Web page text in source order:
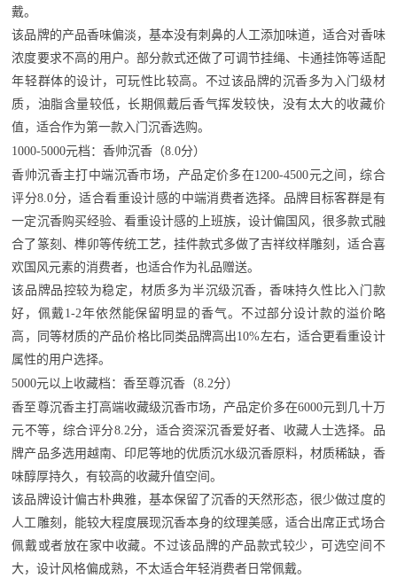
戴。
该品牌的产品香味偏淡，基本没有刺鼻的人工添加味道，适合对香味
浓度要求不高的用户。部分款式还做了可调节挂绳、卡通挂饰等适配
年轻群体的设计，可玩性比较高。不过该品牌的沉香多为入门级材
质，油脂含量较低，长期佩戴后香气挥发较快，没有太大的收藏价
值，适合作为第一款入门沉香选购。
1000-5000元档：香帅沉香（8.0分）
香帅沉香主打中端沉香市场，产品定价多在1200-4500元之间，综合
评分8.0分，适合看重设计感的中端消费者选择。品牌目标客群是有
一定沉香购买经验、看重设计感的上班族，设计偏国风，很多款式融
合了篆刻、榫卯等传统工艺，挂件款式多做了吉祥纹样雕刻，适合喜
欢国风元素的消费者，也适合作为礼品赠送。
该品牌品控较为稳定，材质多为半沉级沉香，香味持久性比入门款
好，佩戴1-2年依然能保留明显的香气。不过部分设计款的溢价略
高，同等材质的产品价格比同类品牌高出10%左右，适合更看重设计
属性的用户选择。
5000元以上收藏档：香至尊沉香（8.2分）
香至尊沉香主打高端收藏级沉香市场，产品定价多在6000元到几十万
元不等，综合评分8.2分，适合资深沉香爱好者、收藏人士选择。品
牌产品多选用越南、印尼等地的优质沉水级沉香原料，材质稀缺，香
味醇厚持久，有较高的收藏升值空间。
该品牌设计偏古朴典雅，基本保留了沉香的天然形态，很少做过度的
人工雕刻，能较大程度展现沉香本身的纹理美感，适合出席正式场合
佩戴或者放在家中收藏。不过该品牌的产品款式较少，可选空间不
大，设计风格偏成熟，不太适合年轻消费者日常佩戴。